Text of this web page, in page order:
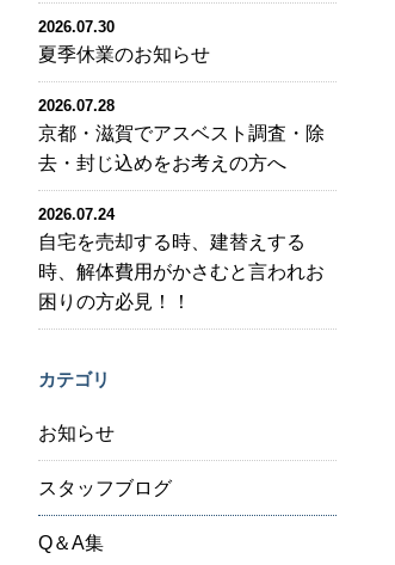
2026.07.30
夏季休業のお知らせ
2026.07.28
京都・滋賀でアスベスト調査・除
去・封じ込めをお考えの方へ
2026.07.24
自宅を売却する時、建替えする
時、解体費用がかさむと言われお
困りの方必見！！
カテゴリ
お知らせ
スタッフブログ
Q＆A集